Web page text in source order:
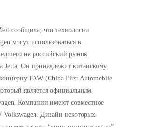
сообщила, что технологии
могут использоваться в
на российский рынок
Jetta. Он принадлежит китайскому
FAW (China First Automobile
является официальным
Компании имеют совместное
Volkswagen. Дизайн некоторых